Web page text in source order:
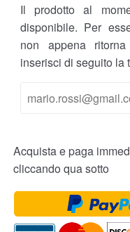
Il prodotto al
disponibile. Per
non appena
inserisci di seguito la
Acquista e paga
cliccando qua sotto